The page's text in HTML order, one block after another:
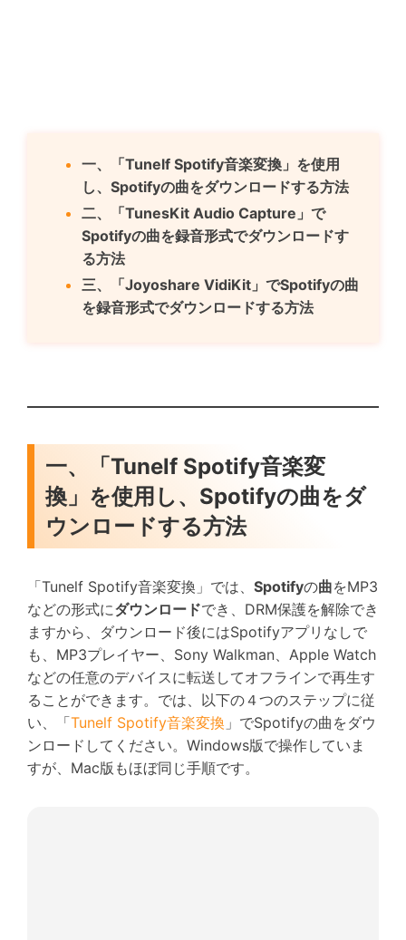
一、「Tunelf Spotify音楽変換」を使用
し、Spotifyの曲をダウンロードする方法
二、「TunesKit Audio Capture」で
Spotifyの曲を録音形式でダウンロードす
る方法
三、「Joyoshare VidiKit」でSpotifyの曲
を録音形式でダウンロードする方法
一、「Tunelf Spotify音楽変
換」を使用し、Spotifyの曲をダ
ウンロードする方法
「Tunelf Spotify音楽変換」では、 Spotifyの曲をMP3
などの形式にダウンロードでき、DRM保護を解除でき
ますから、ダウンロード後にはSpotifyアプリなしで
も、MP3プレイヤー、Sony Walkman、Apple Watch
などの任意のデバイスに転送してオフラインで再生す
ることができます。では、以下の４つのステップに従
い、「Tunelf Spotify音楽変換 」でSpotifyの曲をダウ
ンロードしてください。Windows版で操作していま
すが、Mac版もほぼ同じ手順です。